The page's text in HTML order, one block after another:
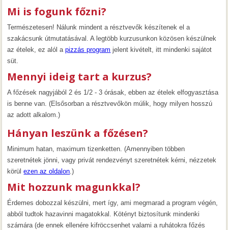
Mi is fogunk főzni?
Természetesen! Nálunk mindent a résztvevők készítenek el a
szakácsunk útmutatásával. A legtöbb kurzusunkon közösen készülnek
az ételek, ez alól apizzás program jelent kivételt, itt mindenki sajátot
süt.
Mennyi ideig tart a kurzus?
A főzések nagyjából 2 és 1/2 - 3 órásak, ebben az ételek elfogyasztása
is benne van. (Elsősorban a résztvevőkön múlik, hogy milyen hosszú
az adott alkalom.)
Hányan leszünk a főzésen?
Minimum hatan, maximum tizenketten. (Amennyiben többen
szeretnétek jönni, vagy privát rendezvényt szeretnétek kérni, nézzetek
körülezen az oldalon.)
Mit hozzunk magunkkal?
Érdemes dobozzal készülni, mert így, ami megmarad a program végén,
abból tudtok hazavinni magatokkal. Kötényt biztosítunk mindenki
számára (de ennek ellenére kifröccsenhet valami a ruhátokra főzés